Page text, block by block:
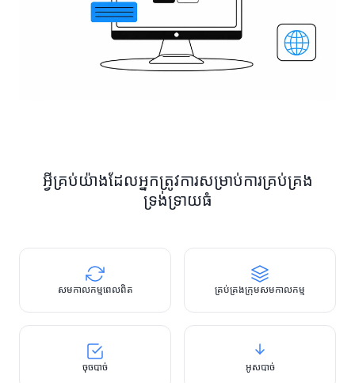
អ្វីគ្រប់យ៉ាងដែលអ្នកត្រូវការសម្រាប់ការគ្រប់គ្រង
ទ្រង់ទ្រាយធំ
សមកាលកម្ម​ពេល​ពិត គ្រប់គ្រងក្រុម​សមកាលកម្ម
ចុចបាច់ អូសបាច់